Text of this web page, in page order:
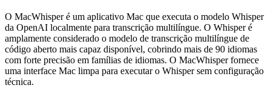
O MacWhisper é um aplicativo Mac que executa o modelo Whisper
da OpenAI localmente para transcrição multilíngue. O Whisper é
amplamente considerado o modelo de transcrição multilíngue de
código aberto mais capaz disponível, cobrindo mais de 90 idiomas
com forte precisão em famílias de idiomas. O MacWhisper fornece
uma interface Mac limpa para executar o Whisper sem configuração
técnica.